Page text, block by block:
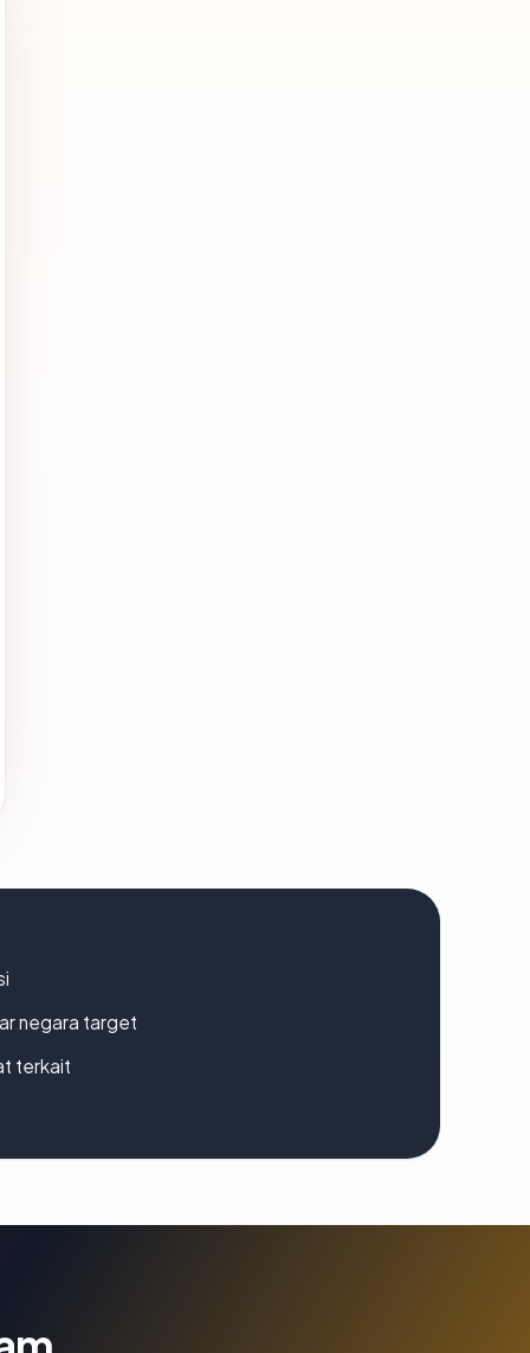
negara target
terkait